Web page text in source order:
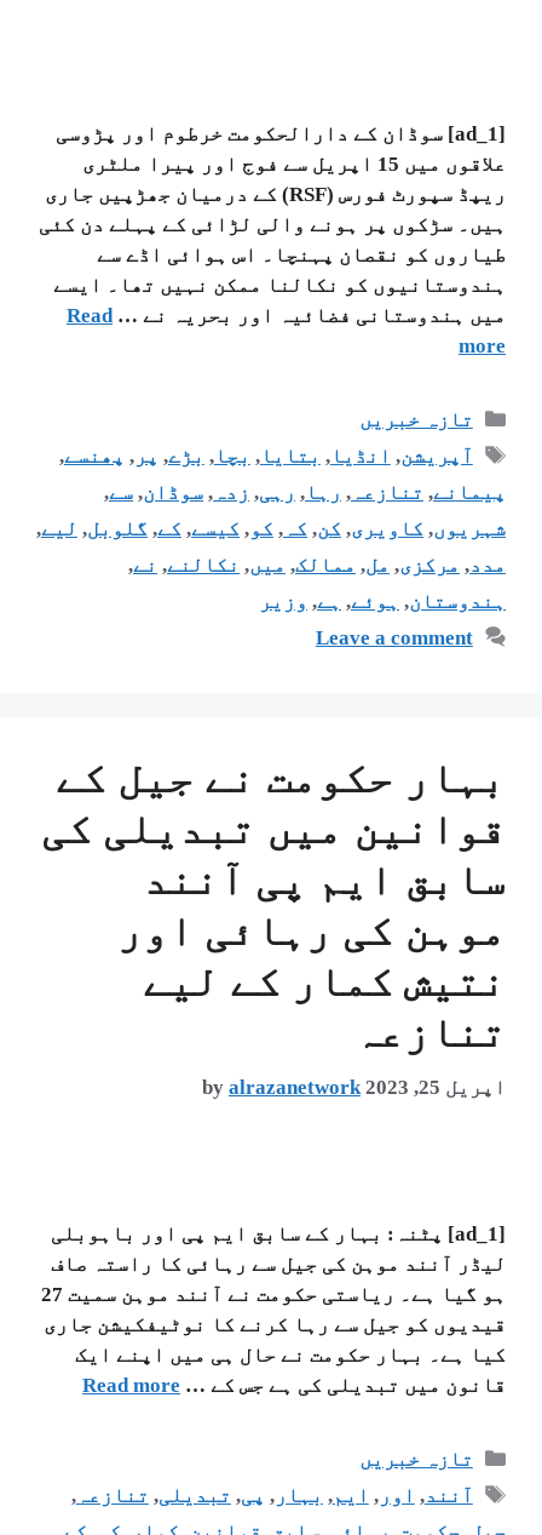
[ad_1] سوڈان کے دارالحکومت خرطوم اور پڑوسی
علاقوں میں 15 اپریل سے فوج اور پیرا ملٹری
ریپڈ سپورٹ فورس (RSF) کے درمیان جھڑپیں جاری
ہیں۔ سڑکوں پر ہونے والی لڑائی کے پہلے دن کئی
طیاروں کو نقصان پہنچا۔ اس ہوائی اڈے سے
ہندوستانیوں کو نکالنا ممکن نہیں تھا۔ ایسے
میں ہندوستانی فضائیہ اور بحریہ نے …Read
more
تازہ خبریں
آپریشن, انڈیا, بتایا, بچا, بڑے, پر, پھنسے,
پیمانے, تنازعہ , رہا , رہی, زدہ , سوڈان, سے,
شہریوں, کاویری, کن, کہ , کو, کیسے, کے, گلوبل, لیے,
مدد, مرکزی, مل, ممالک, میں, نکالنے, نے,
ہندوستان, ہوئے, ہے, وزیر
Leave a comment
بہار حکومت نے جیل کے
قوانین میں تبدیلی کی
سابق ایم پی آنند
موہن کی رہائی اور
نتیش کمار کے لیے
تنازعہ
اپریل 25, 2023 by alrazanetwork
[ad_1] پٹنہ: بہار کے سابق ایم پی اور باہوبلی
لیڈر آنند موہن کی جیل سے رہائی کا راستہ صاف
ہو گیا ہے۔ ریاستی حکومت نے آنند موہن سمیت 27
قیدیوں کو جیل سے رہا کرنے کا نوٹیفکیشن جاری
کیا ہے۔ بہار حکومت نے حال ہی میں اپنے ایک
قانون میں تبدیلی کی ہے جس کے … Read more
تازہ خبریں
آنند, اور, ایم, بہار, پی, تبدیلی, تنازعہ,